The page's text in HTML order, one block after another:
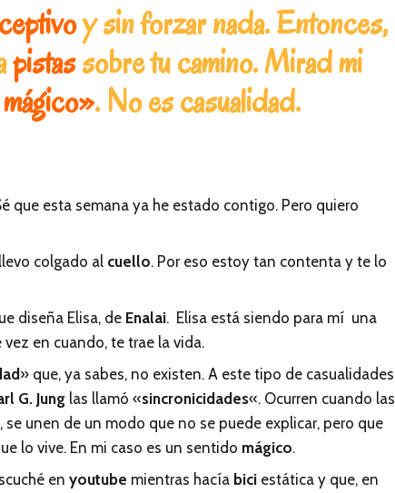
y sin forzar nada. Entonces,
pistassobre tu camino. Mirad mi
. No es casualidad.
que esta semana ya he estado contigo. Pero quiero
colgado al cuello. Por eso estoy tan contenta y te lo
diseña Elisa, de Enalai. Elisa está siendo para mí una
vez en cuando, te trae la vida.
» que, ya sabes, no existen. A este tipo de casualidades
G. Jung las llamó «sincronicidades«. Ocurren cuando las
, se unen de un modo que no se puede explicar, pero que
lo vive. En mi caso es un sentido mágico.
en youtube mientras hacía bici estática y que, en